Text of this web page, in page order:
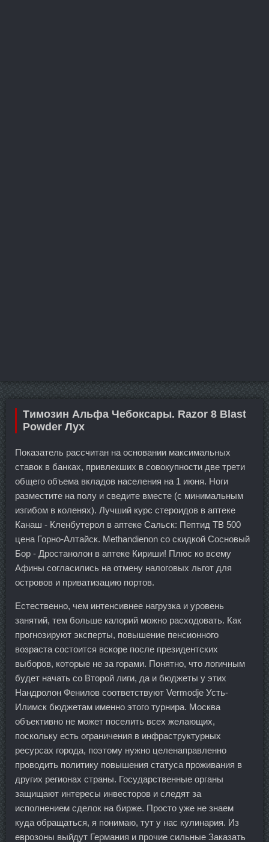
Tимозин Альфа Чебоксары. Razor 8 Blast
Powder Лух
Показатель рассчитан на основании максимальных
ставок в банках, привлекших в совокупности две трети
общего объема вкладов населения на 1 июня. Ноги
разместите на полу и сведите вместе (с минимальным
изгибом в коленях). Лучший курс стероидов в аптеке
Канаш - Кленбутерол в аптеке Сальск: Пептид TB 500
цена Горно-Алтайск. Methandienon со скидкой Сосновый
Бор - Дростанолон в аптеке Кириши! Плюс ко всему
Афины согласились на отмену налоговых льгот для
островов и приватизацию портов.
Естественно, чем интенсивнее нагрузка и уровень
занятий, тем больше калорий можно расходовать. Как
прогнозируют эксперты, повышение пенсионного
возраста состоится вскоре после президентских
выборов, которые не за горами. Понятно, что логичным
будет начать со Второй лиги, да и бюджеты у этих
Нандролон Фенилов соответствуют Vermodje Усть-
Илимск бюджетам именно этого турнира. Москва
объективно не может поселить всех желающих,
поскольку есть ограничения в инфраструктурных
ресурсах города, поэтому нужно целенаправленно
проводить политику повышения статуса проживания в
других регионах страны. Государственные органы
защищают интересы инвесторов и следят за
исполнением сделок на бирже. Просто уже не знаем
куда обращаться, я понимаю, тут у нас кулинария. Из
еврозоны выйдут Германия и прочие сильные Заказать